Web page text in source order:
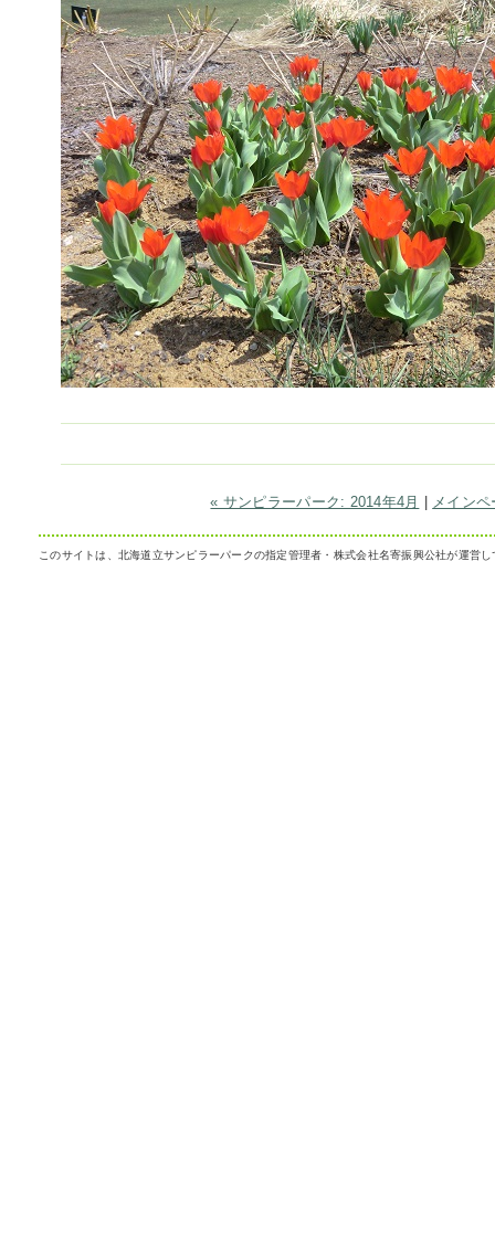
« サンピラーパーク: 2014年4月 メインペ
このサイトは、北海道立サンピラーパークの指定管理者・株式会社名寄振興公社が運営